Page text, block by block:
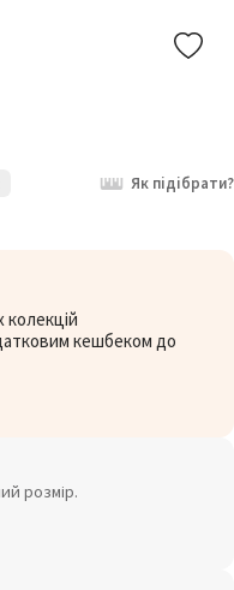
Як підібрати?
колекцій
кешбеком до
розмір.